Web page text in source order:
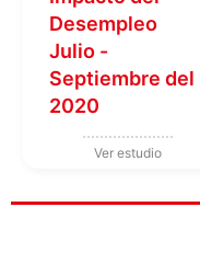
Desempleo
Julio -
Septiembre del
2020